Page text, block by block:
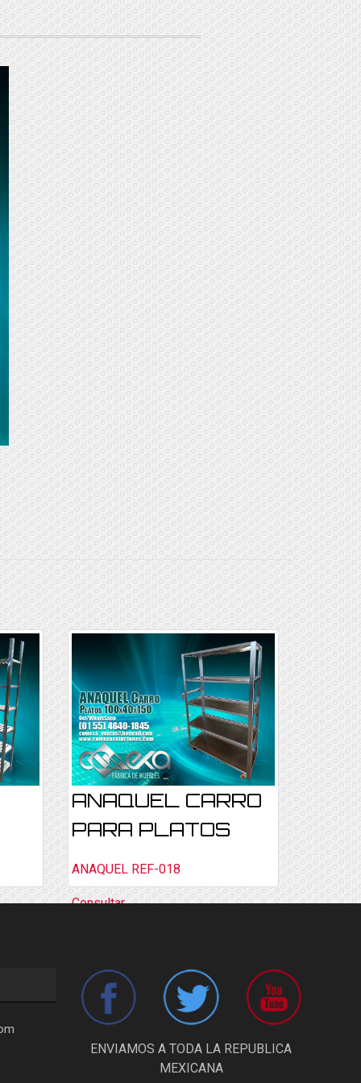
ANAQUEL CARRO
PARA PLATOS
ANAQUEL REF-018
Consultar
ENVIAMOS A TODA LA REPUBLICA
MEXICANA